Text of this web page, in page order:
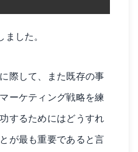
した。
際して、また既存の事
ーケティング戦略を練
するためにはどうすれ
が最も重要であると言